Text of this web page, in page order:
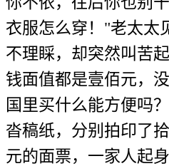
衣服怎么穿！"老太太
不理睬，却突然叫苦
钱面值都是壹佰元，
国里买什么能方便吗
沓稿纸，分别拍印了
元的面票，一家人起